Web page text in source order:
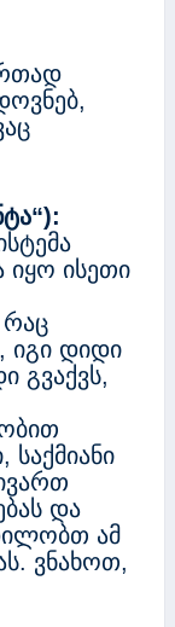
იყო ისეთი
რაც
იგი დიდი
გვაქვს,
და
ამ
ვნახოთ,